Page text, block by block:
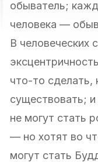
обыватель;
человека —
В человеческих
что-то сделать,
существовать;
не могут стать
— но хотят во
могут стать